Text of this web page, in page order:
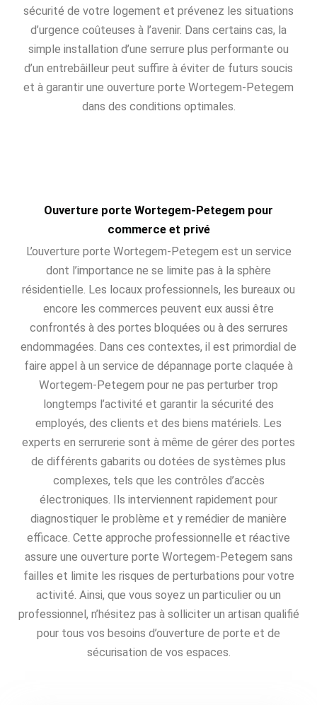
sécurité de votre logement et prévenez les situations
d’urgence coûteuses à l’avenir. Dans certains cas, la
simple installation d’une serrure plus performante ou
d’un entrebâilleur peut suffire à éviter de futurs soucis
et à garantir une ouverture porte Wortegem-Petegem
dans des conditions optimales.
Ouverture porte Wortegem-Petegem pour
commerce et privé
L’ouverture porte Wortegem-Petegem est un service
dont l’importance ne se limite pas à la sphère
résidentielle. Les locaux professionnels, les bureaux ou
encore les commerces peuvent eux aussi être
confrontés à des portes bloquées ou à des serrures
endommagées. Dans ces contextes, il est primordial de
faire appel à un service de dépannage porte claquée à
Wortegem-Petegem pour ne pas perturber trop
longtemps l’activité et garantir la sécurité des
employés, des clients et des biens matériels. Les
experts en serrurerie sont à même de gérer des portes
de différents gabarits ou dotées de systèmes plus
complexes, tels que les contrôles d’accès
électroniques. Ils interviennent rapidement pour
diagnostiquer le problème et y remédier de manière
efficace. Cette approche professionnelle et réactive
assure une ouverture porte Wortegem-Petegem sans
failles et limite les risques de perturbations pour votre
activité. Ainsi, que vous soyez un particulier ou un
professionnel, n’hésitez pas à solliciter un artisan qualifié
pour tous vos besoins d’ouverture de porte et de
sécurisation de vos espaces.